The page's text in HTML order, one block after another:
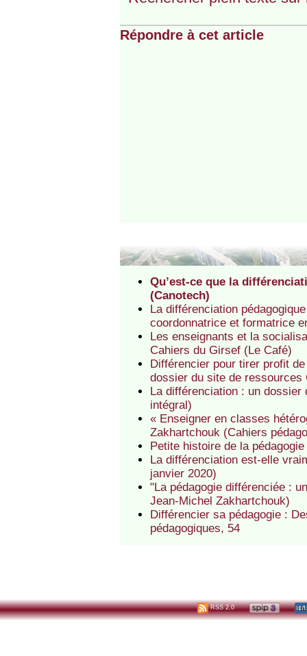
Répondre à cet article
Qu’est-ce que la
(Canotech)
La différenciation
coordonnatrice et formatrice
Les enseignants et la
Cahiers du Girsef (Le Café)
Différencier pour tirer profit
dossier du site de
La différenciation : un
intégral)
« Enseigner en classes
Zakhartchouk (Cahiers
Petite histoire de la
La différenciation est-elle
janvier 2020)
"La pédagogie différenciée :
Jean-Michel Zakhartchouk)
Différencier sa pédagogie :
pédagogiques, 54
RSS 2.0